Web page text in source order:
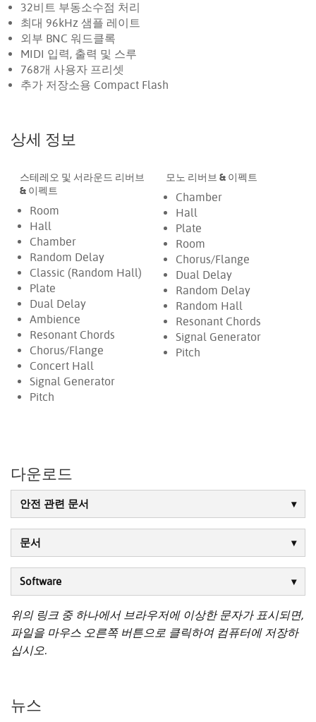
32비트 부동소수점 처리
최대 96kHz 샘플 레이트
외부 BNC 워드클록
MIDI 입력, 출력 및 스루
768개 사용자 프리셋
추가 저장소용 Compact Flash
상세 정보
스테레오 및 서라운드 리버브
& 이펙트
Room
Hall
Chamber
Random Delay
Classic (Random Hall)
Plate
Dual Delay
Ambience
Resonant Chords
Chorus/Flange
Concert Hall
Signal Generator
Pitch
모노 리버브 & 이펙트
Chamber
Hall
Plate
Room
Chorus/Flange
Dual Delay
Random Delay
Random Hall
Resonant Chords
Signal Generator
Pitch
다운로드
안전 관련 문서
문서
Software
위의 링크 중 하나에서 브라우저에 이상한 문자가 표시되면,
파일을 마우스 오른쪽 버튼으로 클릭하여 컴퓨터에 저장하
십시오.
뉴스